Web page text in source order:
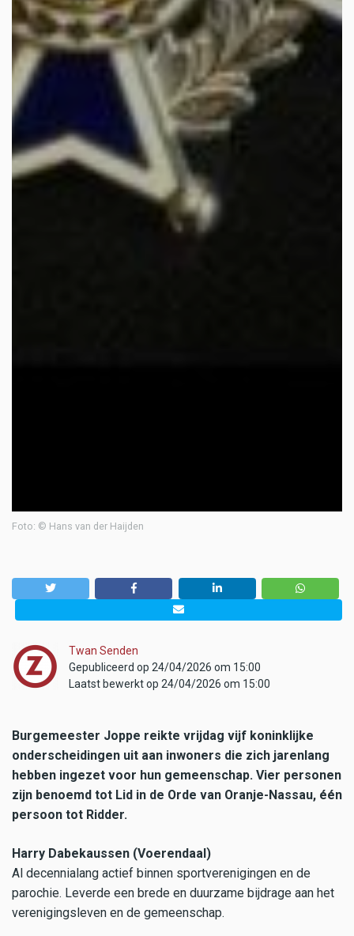
Foto: © Hans van der Haijden
Twan Senden
Gepubliceerd op 24/04/2026 om 15:00
Laatst bewerkt op 24/04/2026 om 15:00
Burgemeester Joppe reikte vrijdag vijf koninklijke
onderscheidingen uit aan inwoners die zich jarenlang
hebben ingezet voor hun gemeenschap. Vier personen
zijn benoemd tot Lid in de Orde van Oranje-Nassau, één
persoon tot Ridder.
Harry Dabekaussen (Voerendaal)
Al decennialang actief binnen sportverenigingen en de
parochie. Leverde een brede en duurzame bijdrage aan het
verenigingsleven en de gemeenschap.